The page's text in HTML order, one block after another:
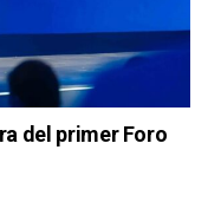
del primer Foro